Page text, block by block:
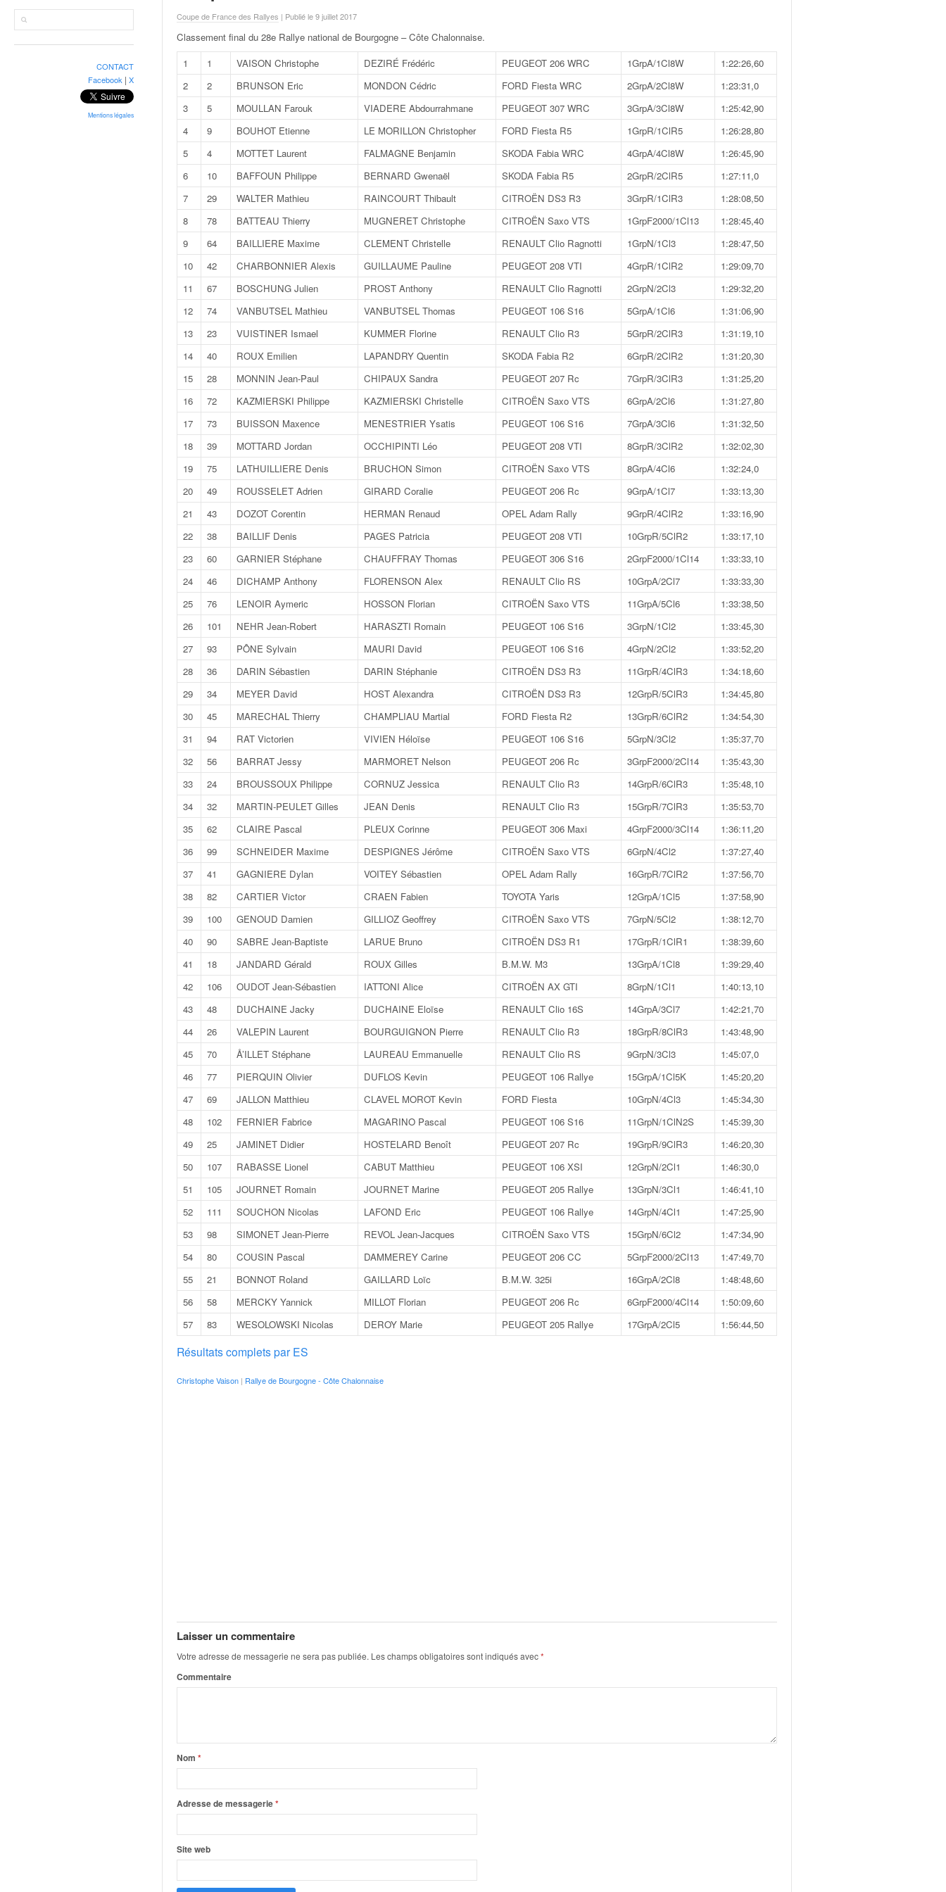
CONTACT
Facebook | X
Mentions légales
Coupe de France des Rallyes | Publié le 9 juillet 2017
Classement final du 28e Rallye national de Bourgogne – Côte Chalonnaise.
1
1 VAISON Christophe DEZIRÉ Frédéric PEUGEOT 206 WRC 1GrpA/1Cl8W
1:22:26,60
2
2 BRUNSON Eric MONDON Cédric FORD Fiesta WRC 2GrpA/2Cl8W
1:23:31,0
3
5 MOULLAN Farouk VIADERE Abdourrahmane PEUGEOT 307 WRC 3GrpA/3Cl8W
1:25:42,90
4
9 BOUHOT Etienne LE MORILLON Christopher FORD Fiesta R5 1GrpR/1ClR5
1:26:28,80
5
4 MOTTET Laurent FALMAGNE Benjamin SKODA Fabia WRC 4GrpA/4Cl8W
1:26:45,90
6
10 BAFFOUN Philippe BERNARD Gwenaël SKODA Fabia R5 2GrpR/2ClR5
1:27:11,0
7
29 WALTER Mathieu RAINCOURT Thibault CITROËN DS3 R3 3GrpR/1ClR3
1:28:08,50
8
78 BATTEAU Thierry MUGNERET Christophe CITROËN Saxo VTS 1GrpF2000/1Cl13
1:28:45,40
9
64 BAILLIERE Maxime CLEMENT Christelle RENAULT Clio Ragnotti 1GrpN/1Cl3
1:28:47,50
10
42 CHARBONNIER Alexis GUILLAUME Pauline PEUGEOT 208 VTI 4GrpR/1ClR2
1:29:09,70
11
67 BOSCHUNG Julien PROST Anthony RENAULT Clio Ragnotti 2GrpN/2Cl3
1:29:32,20
12
74 VANBUTSEL Mathieu VANBUTSEL Thomas PEUGEOT 106 S16 5GrpA/1Cl6
1:31:06,90
13
23 VUISTINER Ismael KUMMER Florine RENAULT Clio R3 5GrpR/2ClR3
1:31:19,10
14
40 ROUX Emilien LAPANDRY Quentin SKODA Fabia R2 6GrpR/2ClR2
1:31:20,30
15
28 MONNIN Jean-Paul CHIPAUX Sandra PEUGEOT 207 Rc 7GrpR/3ClR3
1:31:25,20
16
72 KAZMIERSKI Philippe KAZMIERSKI Christelle CITROËN Saxo VTS 6GrpA/2Cl6
1:31:27,80
17
73 BUISSON Maxence MENESTRIER Ysatis PEUGEOT 106 S16 7GrpA/3Cl6
1:31:32,50
18
39 MOTTARD Jordan OCCHIPINTI Léo PEUGEOT 208 VTI 8GrpR/3ClR2
1:32:02,30
19
75 LATHUILLIERE Denis BRUCHON Simon CITROËN Saxo VTS 8GrpA/4Cl6
1:32:24,0
20
49 ROUSSELET Adrien GIRARD Coralie PEUGEOT 206 Rc 9GrpA/1Cl7
1:33:13,30
21
43 DOZOT Corentin HERMAN Renaud OPEL Adam Rally 9GrpR/4ClR2
1:33:16,90
22
38 BAILLIF Denis PAGES Patricia PEUGEOT 208 VTI 10GrpR/5ClR2
1:33:17,10
23
60 GARNIER Stéphane CHAUFFRAY Thomas PEUGEOT 306 S16 2GrpF2000/1Cl14
1:33:33,10
24
46 DICHAMP Anthony FLORENSON Alex RENAULT Clio RS 10GrpA/2Cl7
1:33:33,30
25
76 LENOIR Aymeric HOSSON Florian CITROËN Saxo VTS 11GrpA/5Cl6
1:33:38,50
26
101 NEHR Jean-Robert HARASZTI Romain PEUGEOT 106 S16 3GrpN/1Cl2
1:33:45,30
27
93 PÔNE Sylvain MAURI David PEUGEOT 106 S16 4GrpN/2Cl2
1:33:52,20
28
36 DARIN Sébastien DARIN Stéphanie CITROËN DS3 R3 11GrpR/4ClR3
1:34:18,60
29
34 MEYER David HOST Alexandra CITROËN DS3 R3 12GrpR/5ClR3
1:34:45,80
30
45 MARECHAL Thierry CHAMPLIAU Martial FORD Fiesta R2 13GrpR/6ClR2
1:34:54,30
31
94 RAT Victorien VIVIEN Héloïse PEUGEOT 106 S16 5GrpN/3Cl2
1:35:37,70
32
56 BARRAT Jessy MARMORET Nelson PEUGEOT 206 Rc 3GrpF2000/2Cl14
1:35:43,30
33
24 BROUSSOUX Philippe CORNUZ Jessica RENAULT Clio R3 14GrpR/6ClR3
1:35:48,10
34
32 MARTIN-PEULET Gilles JEAN Denis RENAULT Clio R3 15GrpR/7ClR3
1:35:53,70
35
62 CLAIRE Pascal PLEUX Corinne PEUGEOT 306 Maxi 4GrpF2000/3Cl14
1:36:11,20
36
99 SCHNEIDER Maxime DESPIGNES Jérôme CITROËN Saxo VTS 6GrpN/4Cl2
1:37:27,40
37
41 GAGNIERE Dylan VOITEY Sébastien OPEL Adam Rally 16GrpR/7ClR2
1:37:56,70
38
82 CARTIER Victor CRAEN Fabien TOYOTA Yaris 12GrpA/1Cl5
1:37:58,90
39
100 GENOUD Damien GILLIOZ Geoffrey CITROËN Saxo VTS 7GrpN/5Cl2
1:38:12,70
40
90 SABRE Jean-Baptiste LARUE Bruno CITROËN DS3 R1 17GrpR/1ClR1
1:38:39,60
41
18 JANDARD Gérald ROUX Gilles B.M.W. M3 13GrpA/1Cl8
1:39:29,40
42
106 OUDOT Jean-Sébastien IATTONI Alice CITROËN AX GTI 8GrpN/1Cl1
1:40:13,10
43
48 DUCHAINE Jacky DUCHAINE Eloïse RENAULT Clio 16S 14GrpA/3Cl7
1:42:21,70
44
26 VALEPIN Laurent BOURGUIGNON Pierre RENAULT Clio R3 18GrpR/8ClR3
1:43:48,90
45
70 Å’ILLET Stéphane LAUREAU Emmanuelle RENAULT Clio RS 9GrpN/3Cl3
1:45:07,0
46
77 PIERQUIN Olivier DUFLOS Kevin PEUGEOT 106 Rallye 15GrpA/1Cl5K
1:45:20,20
47
69 JALLON Matthieu CLAVEL MOROT Kevin FORD Fiesta 10GrpN/4Cl3
1:45:34,30
48
102 FERNIER Fabrice MAGARINO Pascal PEUGEOT 106 S16 11GrpN/1ClN2S
1:45:39,30
49
25 JAMINET Didier HOSTELARD Benoît PEUGEOT 207 Rc 19GrpR/9ClR3
1:46:20,30
50
107 RABASSE Lionel CABUT Matthieu PEUGEOT 106 XSI 12GrpN/2Cl1
1:46:30,0
51
105 JOURNET Romain JOURNET Marine PEUGEOT 205 Rallye 13GrpN/3Cl1
1:46:41,10
52
111 SOUCHON Nicolas LAFOND Eric PEUGEOT 106 Rallye 14GrpN/4Cl1
1:47:25,90
53
98 SIMONET Jean-Pierre REVOL Jean-Jacques CITROËN Saxo VTS 15GrpN/6Cl2
1:47:34,90
54
80 COUSIN Pascal DAMMEREY Carine PEUGEOT 206 CC 5GrpF2000/2Cl13
1:47:49,70
55
21 BONNOT Roland GAILLARD Loïc B.M.W. 325i 16GrpA/2Cl8
1:48:48,60
56
58 MERCKY Yannick MILLOT Florian PEUGEOT 206 Rc 6GrpF2000/4Cl14
1:50:09,60
57
83 WESOLOWSKI Nicolas DEROY Marie PEUGEOT 205 Rallye 17GrpA/2Cl5 1:56:44,50
Résultats complets par ES
Christophe Vaison | Rallye de Bourgogne - Côte Chalonnaise
Laisser un commentaire
Votre adresse de messagerie ne sera pas publiée. Les champs obligatoires sont indiqués avec*
Commentaire
Nom *
Adresse de messagerie*
Site web